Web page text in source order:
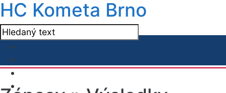
HC Kometa Brno